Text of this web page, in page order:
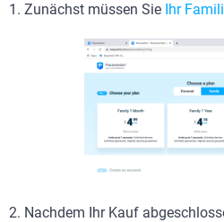
1. Zunächst müssen Sie Ihr
2. Nachdem Ihr Kauf